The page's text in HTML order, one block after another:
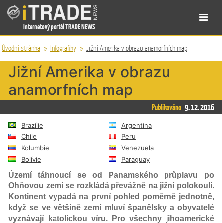
Internetový portál TRADE NEWS
Úvodní stránka » Infografiky » Jižní Amerika v obrazu anamorfních map
Jižní Amerika v obrazu
anamorfních map
Publikováno 9. 12. 2016
Brazílie
Argentina
Chile
Peru
Kolumbie
Venezuela
Bolívie
Paraguay
Území táhnoucí se od Panamského průplavu po
Ohňovou zemi se rozkládá převážně na jižní polokouli.
Kontinent vypadá na první pohled poměrně jednotně,
když se ve většině zemí mluví španělsky a obyvatelé
vyznávají katolickou víru. Pro všechny jihoamerické